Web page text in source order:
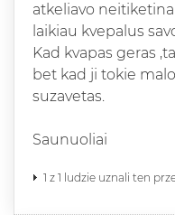
atkeliavo
laikiau kvepalus
Kad kvapas geras
bet kad ji tokie
suzavetas.
Saunuoliai
1 z 1 ludzie uznali ten